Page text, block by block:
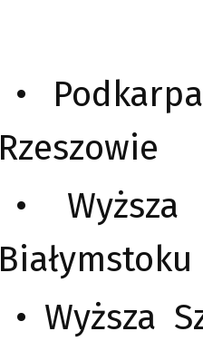
•
Rzeszowie
•
Białymstoku
• Wyższa